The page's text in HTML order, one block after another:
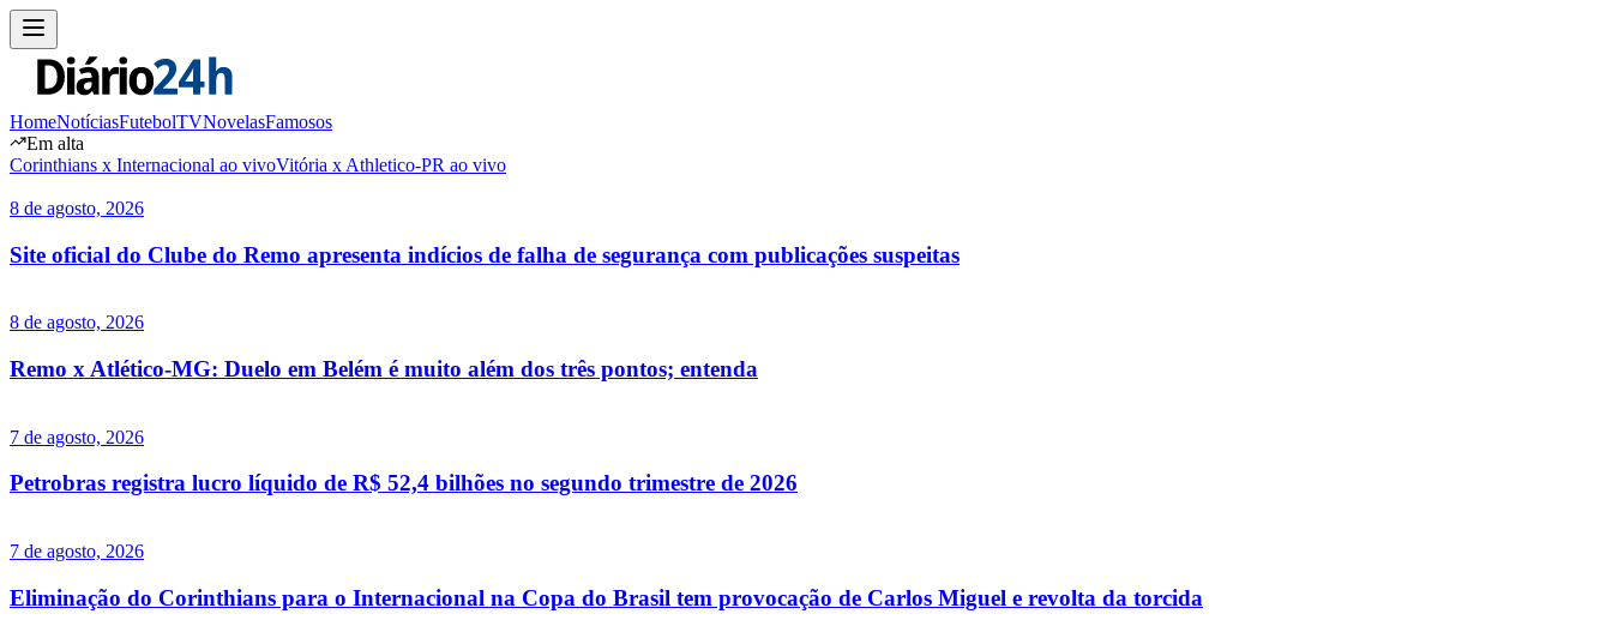
HomeNotíciasFutebolTVNovelasFamosos
Em alta
Corinthians x Internacional ao vivoVitória x Athletico-PR ao vivo
8 de agosto, 2026
Site oficial do Clube do Remo apresenta indícios de falha de segurança com publicações suspeitas
8 de agosto, 2026
Remo x Atlético-MG: Duelo em Belém é muito além dos três pontos; entenda
7 de agosto, 2026
Petrobras registra lucro líquido de R$ 52,4 bilhões no segundo trimestre de 2026
7 de agosto, 2026
Eliminação do Corinthians para o Internacional na Copa do Brasil tem provocação de Carlos Miguel e revolta da torcida